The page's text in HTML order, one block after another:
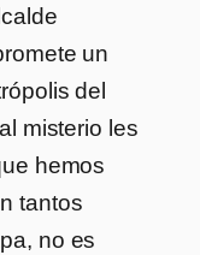
un
del
misterio les
hemos
tantos
no es